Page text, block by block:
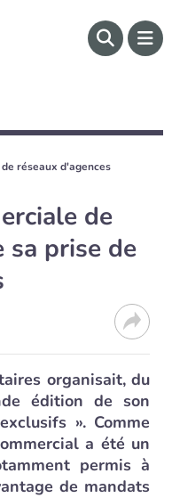
réseaux d'agences
de
sa prise de
organisait, du
édition de son
». Comme
a été un
permis à
de mandats